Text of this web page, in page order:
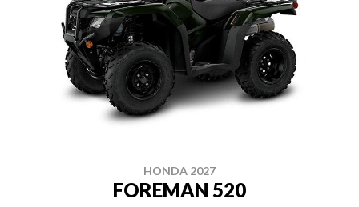
HONDA 2027
FOREMAN 520